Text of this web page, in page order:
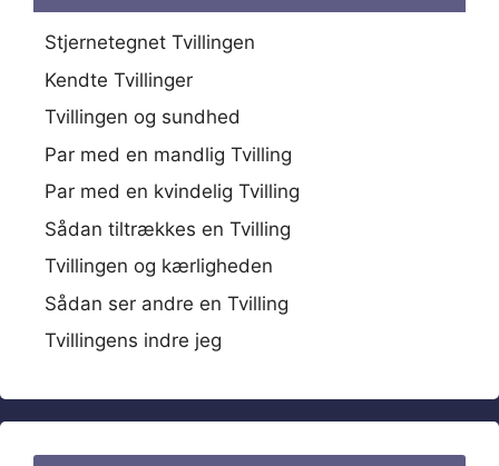
Stjernetegnet Tvillingen
Kendte Tvillinger
Tvillingen og sundhed
Par med en mandlig Tvilling
Par med en kvindelig Tvilling
Sådan tiltrækkes en Tvilling
Tvillingen og kærligheden
Sådan ser andre en Tvilling
Tvillingens indre jeg